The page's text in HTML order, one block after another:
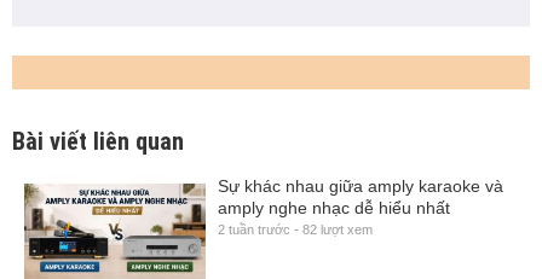
Bài viết liên quan
Sự khác nhau giữa amply karaoke và
amply nghe nhạc dễ hiểu nhất
2 tuần trước - 82 lượt xem